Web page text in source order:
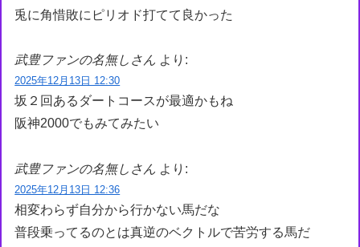
兎に角惜敗にピリオド打てて良かった
武豊ファンの名無しさん より:
2025年12月13日 12:30
坂２回あるダートコースが最適かもね
阪神2000でもみてみたい
武豊ファンの名無しさん より:
2025年12月13日 12:36
相変わらず自分から行かない馬だな
普段乗ってるのとは真逆のベクトルで苦労する馬だ